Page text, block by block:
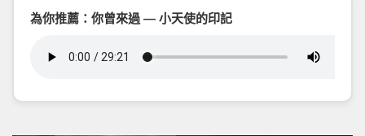
為你推薦：你曾來過 — 小天使的印記